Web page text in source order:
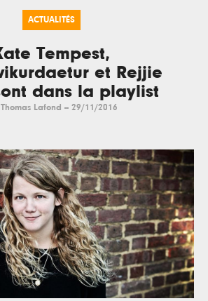
ACTUALITÉS
Tempest,
et Rejjie
dans la playlist
Thomas Lafond -- 29/11/2016